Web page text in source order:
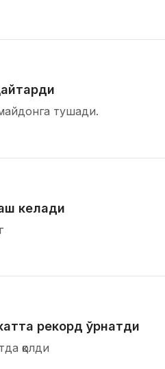
тушади.
келади
рекорд ўрнатди
қолди